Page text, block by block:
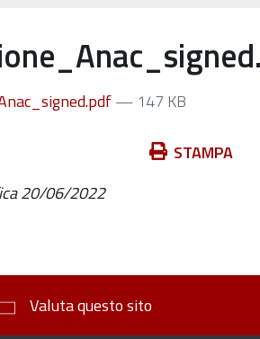
— 147 KB
STAMPA
20/06/2022
Valuta questo sito